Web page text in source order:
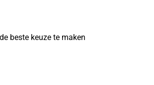
beste keuze te maken